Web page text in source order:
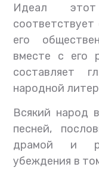
Идеал
соответствует
его
вместе с его
составляет
народной
Всякий народ
песней,
драмой и
убеждения в